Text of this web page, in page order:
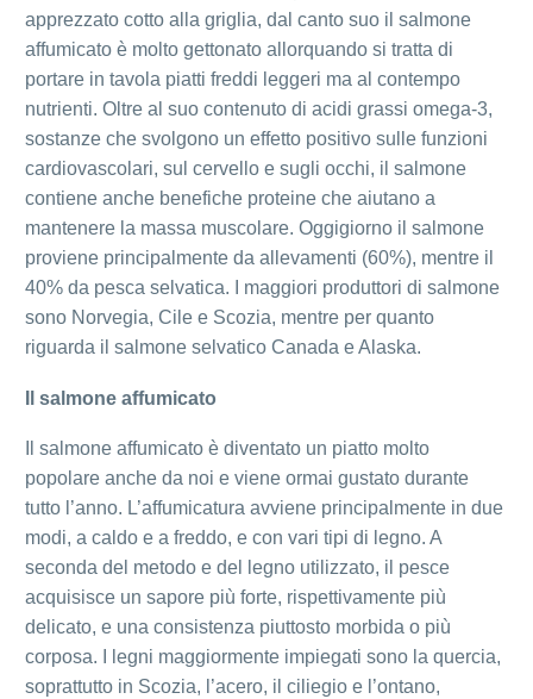
apprezzato cotto alla griglia, dal canto suo il salmone
affumicato è molto gettonato allorquando si tratta di
portare in tavola piatti freddi leggeri ma al contempo
nutrienti. Oltre al suo contenuto di acidi grassi omega-3,
sostanze che svolgono un effetto positivo sulle funzioni
cardiovascolari, sul cervello e sugli occhi, il salmone
contiene anche benefiche proteine che aiutano a
mantenere la massa muscolare. Oggigiorno il salmone
proviene principalmente da allevamenti (60%), mentre il
40% da pesca selvatica. I maggiori produttori di salmone
sono Norvegia, Cile e Scozia, mentre per quanto
riguarda il salmone selvatico Canada e Alaska.
Il salmone affumicato
Il salmone affumicato è diventato un piatto molto
popolare anche da noi e viene ormai gustato durante
tutto l’anno. L’affumicatura avviene principalmente in due
modi, a caldo e a freddo, e con vari tipi di legno. A
seconda del metodo e del legno utilizzato, il pesce
acquisisce un sapore più forte, rispettivamente più
delicato, e una consistenza piuttosto morbida o più
corposa. I legni maggiormente impiegati sono la quercia,
soprattutto in Scozia, l’acero, il ciliegio e l’ontano,